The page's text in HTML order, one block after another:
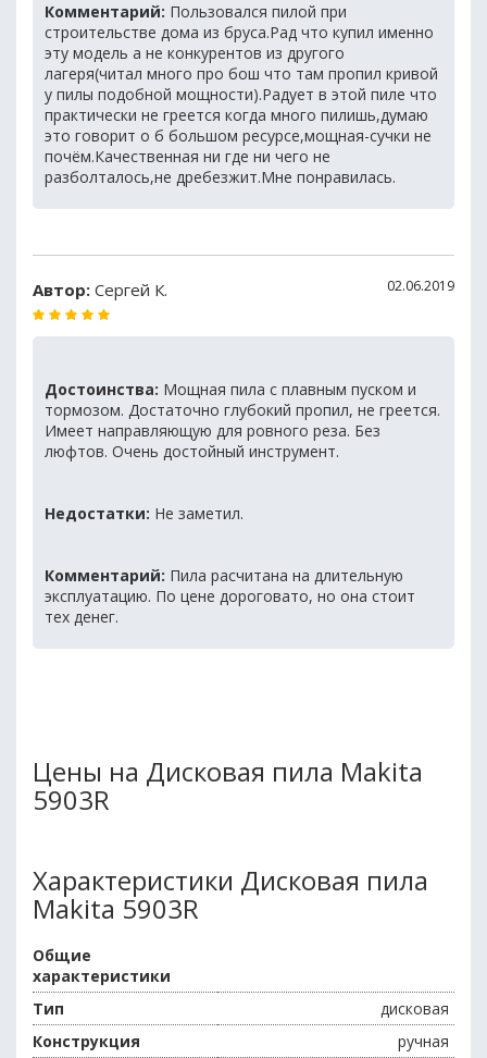
Комментарий: Пользовался пилой при
строительстве дома из бруса.Рад что купил именно
эту модель а не конкурентов из другого
лагеря(читал много про бош что там пропил кривой
у пилы подобной мощности).Радует в этой пиле что
практически не греется когда много пилишь,думаю
это говорит о б большом ресурсе,мощная-сучки не
почём.Качественная ни где ни чего не
разболталось,не дребезжит.Мне понравилась.
Автор: Сергей К. 02.06.2019
Достоинства: Мощная пила с плавным пуском и
тормозом. Достаточно глубокий пропил, не греется.
Имеет направляющую для ровного реза. Без
люфтов. Очень достойный инструмент.
Недостатки: Не заметил.
Комментарий: Пила расчитана на длительную
эксплуатацию. По цене дороговато, но она стоит
тех денег.
Цены на Дисковая пила Makita
5903R
Характеристики Дисковая пила
Makita 5903R
Общие
характеристики
Тип
дисковая
Конструкция
ручная